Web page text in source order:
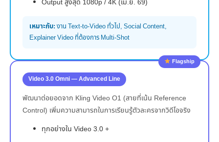
Output สูงสุด 1080p / 4K (เม.ย. 69)
เหมาะกับ: งาน Text-to-Video ทั่วไป, Social Content,
Explainer Video ที่ต้องการ Multi-Shot
Flagship
Video 3.0 Omni — Advanced Line
พัฒนาต่อยอดจาก Kling Video O1 (สายที่เน้น Reference
Control) เพิ่มความสามารถในการเรียนรู้ตัวละครจากวิดีโอจริง
ทุกอย่างใน Video 3.0 +